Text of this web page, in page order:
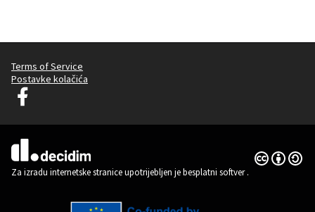
Terms of Service
Postavke kolačića
Decidim Ljubljana na Facebooku
(Vanjska poveznica)
Za izradu internetske stranice upotrijebljen je besplatni softver.
Licencija
(Vanjska